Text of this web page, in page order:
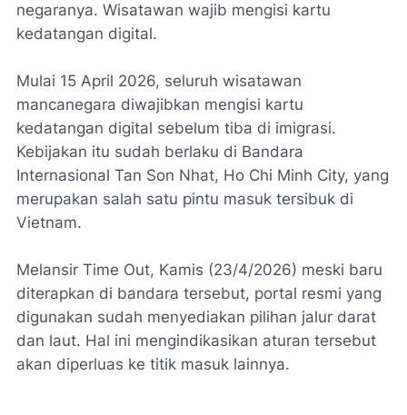
negaranya. Wisatawan wajib mengisi kartu
kedatangan digital.
Mulai 15 April 2026, seluruh wisatawan
mancanegara diwajibkan mengisi kartu
kedatangan digital sebelum tiba di imigrasi.
Kebijakan itu sudah berlaku di Bandara
Internasional Tan Son Nhat, Ho Chi Minh City, yang
merupakan salah satu pintu masuk tersibuk di
Vietnam.
Melansir Time Out, Kamis (23/4/2026) meski baru
diterapkan di bandara tersebut, portal resmi yang
digunakan sudah menyediakan pilihan jalur darat
dan laut. Hal ini mengindikasikan aturan tersebut
akan diperluas ke titik masuk lainnya.